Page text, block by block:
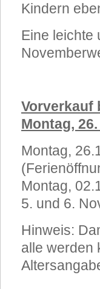
Kindern
Eine leichte
Vorverkauf
Montag,
Montag,
Montag,
5. und 6.
Hinweis:
alle werden